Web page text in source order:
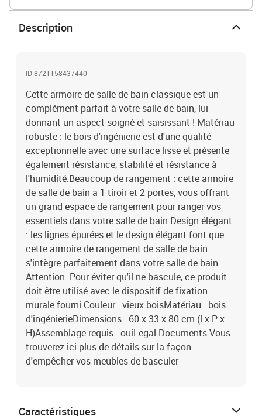
Description
ID 8721158437440
Cette armoire de salle de bain classique est un
complément parfait à votre salle de bain, lui
donnant un aspect soigné et saisissant ! Matériau
robuste : le bois d'ingénierie est d'une qualité
exceptionnelle avec une surface lisse et présente
également résistance, stabilité et résistance à
l'humidité.Beaucoup de rangement : cette armoire
de salle de bain a 1 tiroir et 2 portes, vous offrant
un grand espace de rangement pour ranger vos
essentiels dans votre salle de bain.Design élégant
: les lignes épurées et le design élégant font que
cette armoire de rangement de salle de bain
s'intègre parfaitement dans votre salle de bain.
Attention :Pour éviter qu'il ne bascule, ce produit
doit être utilisé avec le dispositif de fixation
murale fourni.Couleur : vieux boisMatériau : bois
d'ingénierieDimensions : 60 x 33 x 80 cm (l x P x
H)Assemblage requis : ouiLegal Documents:Vous
trouverez ici plus de détails sur la façon
d'empêcher vos meubles de basculer
Caractéristiques